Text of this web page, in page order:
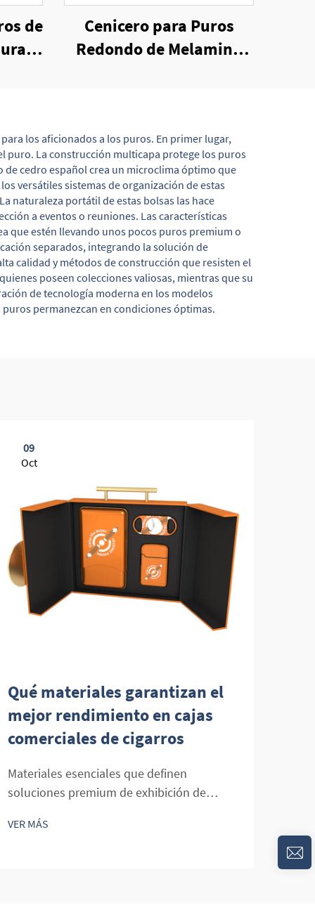
de
Cenicero para Puros
Redondo de Melamina
los aficionados a los puros. En primer lugar,
puro. La construcción multicapa protege los puros
cedro español crea un microclima óptimo que
versátiles sistemas de organización de estas
naturaleza portátil de estas bolsas las hace
a eventos o reuniones. Las características
que estén llevando unos pocos puros premium o
separados, integrando la solución de
calidad y métodos de construcción que resisten el
poseen colecciones valiosas, mientras que su
de tecnología moderna en los modelos
permanezcan en condiciones óptimas.
09
Oct
Qué materiales garantizan el
mejor rendimiento en cajas
comerciales de cigarros
Materiales esenciales que definen
soluciones premium de exhibición de
cigarros en entornos minoristas exige una
VER MÁS
lo
VER